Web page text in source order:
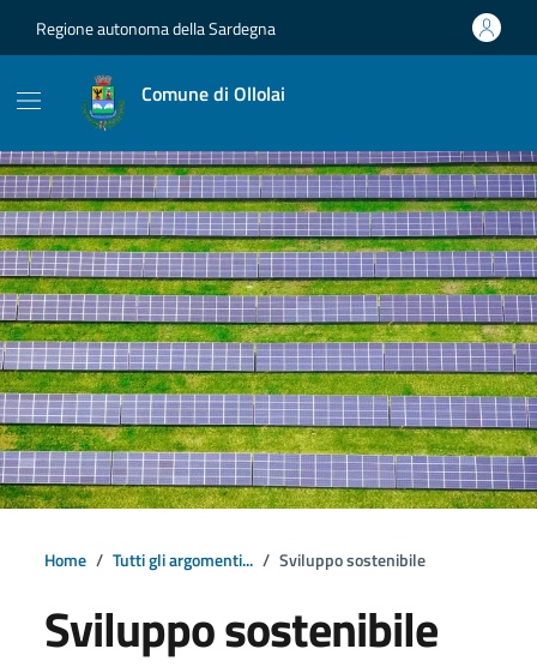
Regione autonoma della Sardegna
Comune di Ollolai
Home Tutti gli argomenti... Sviluppo sostenibile
Sviluppo sostenibile